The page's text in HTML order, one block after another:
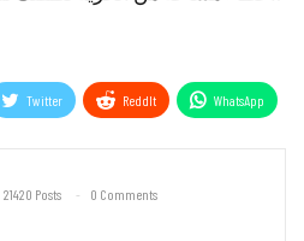
Twitter ReddIt WhatsApp
21420 Posts 0 Comments